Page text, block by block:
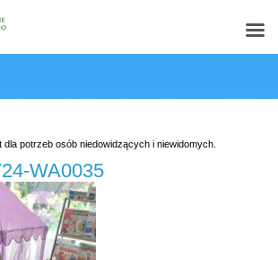
potrzeb osób niedowidzących i niewidomych.
WA0035